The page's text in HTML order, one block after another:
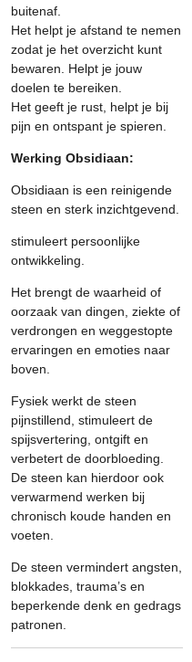
buitenaf.
Het helpt je afstand te nemen
zodat je het overzicht kunt
bewaren. Helpt je jouw
doelen te bereiken.
Het geeft je rust, helpt je bij
pijn en ontspant je spieren.
Werking Obsidiaan:
Obsidiaan is een reinigende
steen en sterk inzichtgevend.
stimuleert persoonlijke
ontwikkeling.
Het brengt de waarheid of
oorzaak van dingen, ziekte of
verdrongen en weggestopte
ervaringen en emoties naar
boven.
Fysiek werkt de steen
pijnstillend, stimuleert de
spijsvertering, ontgift en
verbetert de doorbloeding.
De steen kan hierdoor ook
verwarmend werken bij
chronisch koude handen en
voeten.
De steen vermindert angsten,
blokkades, trauma’s en
beperkende denk en gedrags
patronen.